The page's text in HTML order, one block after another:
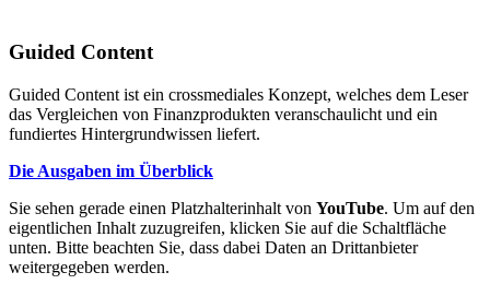
Guided Content
Guided Content ist ein crossmediales Konzept, welches dem Leser
das Vergleichen von Finanzprodukten veranschaulicht und ein
fundiertes Hintergrundwissen liefert.
Die Ausgaben im Überblick
Sie sehen gerade einen Platzhalterinhalt von YouTube. Um auf den
eigentlichen Inhalt zuzugreifen, klicken Sie auf die Schaltfläche
unten. Bitte beachten Sie, dass dabei Daten an Drittanbieter
weitergegeben werden.